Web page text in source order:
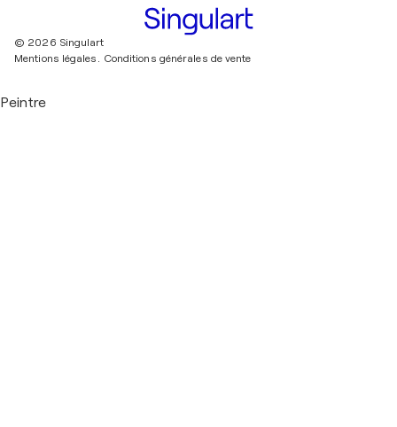
© 2026 Singulart
Mentions légales. Conditions générales de vente
Peintre